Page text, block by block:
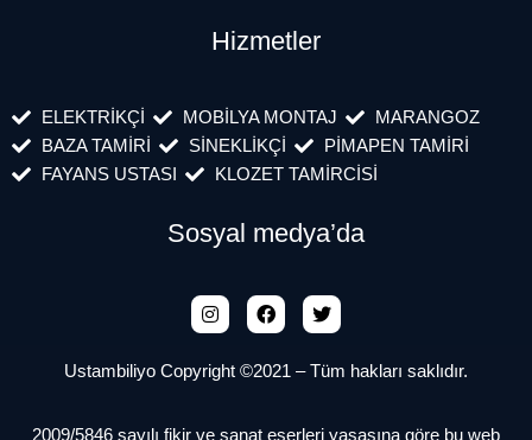
Hizmetler
ELEKTRİKÇİ MOBİLYA MONTAJ
MARANGOZ
BAZA TAMİRİ
SİNEKLİKÇİ
PİMAPEN TAMİRİ
FAYANS USTASI
KLOZET TAMİRCİSİ
Sosyal medya’da
Ustambiliyo Copyright ©2021 – Tüm hakları saklıdır.
2009/5846 sayılı fikir ve sanat eserleri yasasına göre bu web